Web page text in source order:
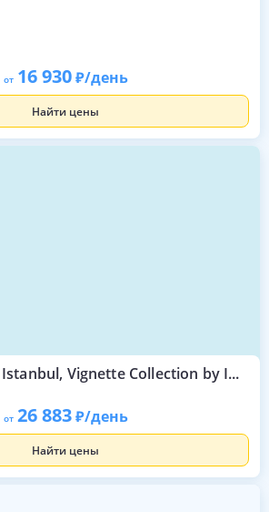
от 16 930 /день
Найти цены
L'Union Han Istanbul, Vignette Collection by IHG
от 26 883 /день
Найти цены